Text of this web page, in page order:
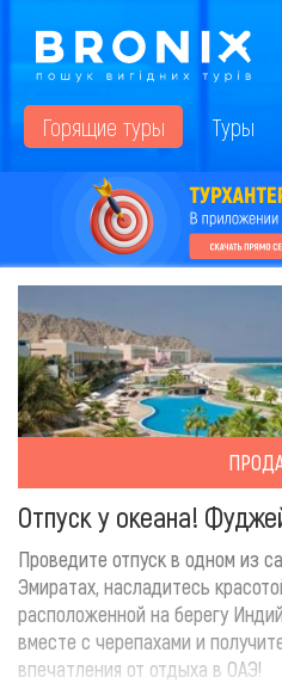
Горящие туры Туры
Отпуск у океана!
Проведите отпуск в одном из
Эмиратах, насладитесь
расположенной на берегу
вместе с черепахами и
впечатления от отдыха в ОАЭ!